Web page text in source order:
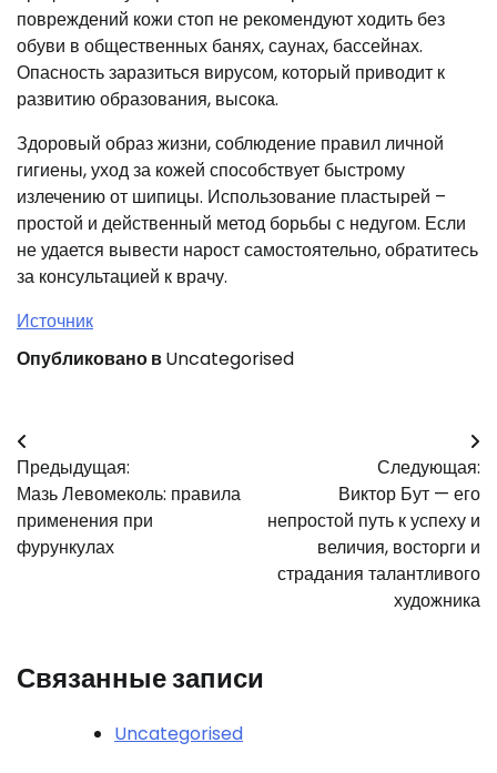
повреждений кожи стоп не рекомендуют ходить без
обуви в общественных банях, саунах, бассейнах.
Опасность заразиться вирусом, который приводит к
развитию образования, высока.
Здоровый образ жизни, соблюдение правил личной
гигиены, уход за кожей способствует быстрому
излечению от шипицы. Использование пластырей –
простой и действенный метод борьбы с недугом. Если
не удается вывести нарост самостоятельно, обратитесь
за консультацией к врачу.
Источник
Опубликовано вUncategorised
Навигация
по
записям
Предыдущая:
Мазь Левомеколь: правила
применения при
фурункулах
Следующая:
Виктор Бут — его
непростой путь к успеху и
величия, восторги и
страдания талантливого
художника
Связанные записи
Uncategorised